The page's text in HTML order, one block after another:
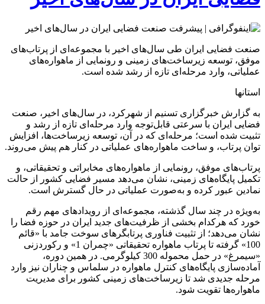
صنعت فضایی ایران طی سال‌های اخیر با مجموعه‌ای از پرتاب‌های
موفق، توسعه زیرساخت‌های زمینی و رونمایی از ماهواره‌های
عملیاتی، وارد مرحله‌ای تازه از رشد شده است.
استانها
به گزارش خبرگزاری تسنیم از شهرکرد، در سال‌های اخیر، صنعت
فضایی ایران با سرعتی قابل‌توجه وارد مرحله‌ای تازه از رشد و
تثبیت شده است؛ مرحله‌ای که در آن، توسعه زیرساخت‌ها، افزایش
توان پرتاب، و ساخت ماهواره‌های عملیاتی در کنار هم پیش می‌روند.
پرتاب‌های موفق، رونمایی از ماهواره‌های مخابراتی و تحقیقاتی، و
تکمیل پایگاه‌های زمینی، نشان می‌دهد مسیر فضایی کشور از حالت
نمادین عبور کرده و به‌صورت عملیاتی در حال گسترش است.
به‌ویژه در چند سال گذشته، مجموعه‌ای از رویدادهای مهم رقم
خورد که هرکدام بخشی از ظرفیت‌های جدید ایران در حوزه فضا را
نشان می‌دهد؛ از تثبیت فناوری پرتابگرهای سوخت جامد با «قائم
100» گرفته تا پرتاب ماهواره تحقیقاتی «چمران 1» و رکوردزنی
«سیمرغ» در حمل محموله 300 کیلوگرمی. در همین دوره،
آماده‌سازی پایگاه‌های کنترل ماهواره در سلماس و چناران نیز وارد
مرحله جدیدی شد تا زیرساخت‌های زمینی کشور برای مدیریت
ماهواره‌ها تقویت شود.